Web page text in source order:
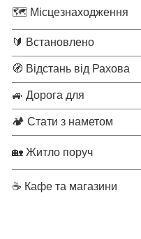
🗺 Місцезнаходження
🔰 Встановлено
🧭 Відстань від Рахова
🚙 Дорога для
🏕 Стати з наметом
🏡 Житло поруч
☕ Кафе та магазини